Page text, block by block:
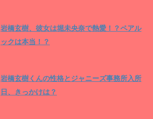
岩橋玄樹、彼女は堀未央奈で熱愛！？ペアル
ックは本当！？
岩橋玄樹くんの性格とジャニーズ事務所入所
日、きっかけは？